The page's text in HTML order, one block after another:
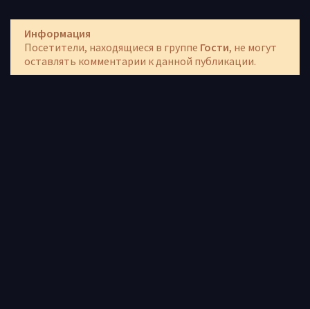
Информация
Посетители, находящиеся в группе Гости, не могут
оставлять комментарии к данной публикации.